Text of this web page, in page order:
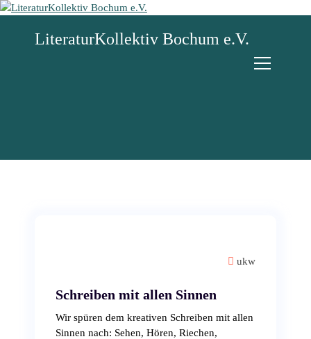
Z
p
LiteraturKollektiv Bochum e.V.
ukw
Schreiben mit allen Sinnen
Wir spüren dem kreativen Schreiben mit allen
Sinnen nach: Sehen, Hören, Riechen,